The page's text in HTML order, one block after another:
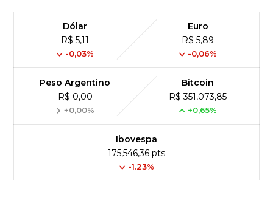
Dólar
R$ 5,11
-0,03%
Euro
R$ 5,89
-0,06%
Peso Argentino
R$ 0,00
+0,00%
Bitcoin
R$ 351,073,85
+0,65%
Ibovespa
175,546,36 pts
-1.23%